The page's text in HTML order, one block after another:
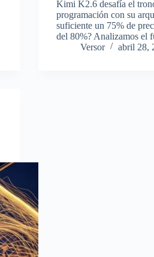
Kimi K2.6 desafía el
programación con su
suficiente un 75% de
del 80%? Analizamos el
Versor
abril 28,